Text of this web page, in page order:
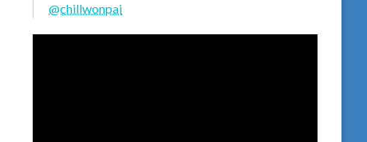
@chillwonpai